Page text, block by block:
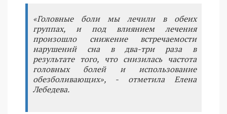
«Головные боли мы лечили в обеих
группах, и под влиянием лечения
произошло снижение встречаемости
нарушений сна в два-три раза в
результате того, что снизилась частота
головных болей и использование
обезболивающих», - отметила Елена
Лебедева.